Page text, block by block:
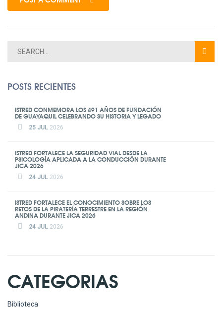
POSTS RECIENTES
ISTRED CONMEMORA LOS 491 AÑOS DE FUNDACIÓN
DE GUAYAQUIL CELEBRANDO SU HISTORIA Y LEGADO
25 JUL 2026
ISTRED FORTALECE LA SEGURIDAD VIAL DESDE LA
PSICOLOGÍA APLICADA A LA CONDUCCIÓN DURANTE
JICA 2026
24 JUL 2026
ISTRED FORTALECE EL CONOCIMIENTO SOBRE LOS
RETOS DE LA PIRATERÍA TERRESTRE EN LA REGIÓN
ANDINA DURANTE JICA 2026
24 JUL 2026
CATEGORIAS
Biblioteca